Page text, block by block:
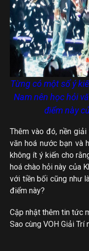
Từng có một số ý
Nam nên học hỏi
điểm này
Thêm vào đó, nền
văn hoá nước bạn và
không ít ý kiến cho
hoá chào hỏi này của
với tiền bối cũng như
điểm này?
Cập nhật thêm tin tức
Sao cùng VOH Giải Trí